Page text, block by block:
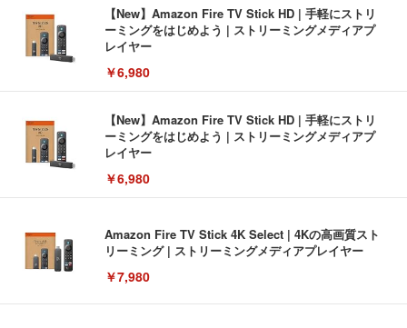
【New】Amazon Fire TV Stick HD | 手軽にストリ
ーミングをはじめよう | ストリーミングメディアプ
レイヤー
￥6,980
【New】Amazon Fire TV Stick HD | 手軽にストリ
ーミングをはじめよう | ストリーミングメディアプ
レイヤー
￥6,980
Amazon Fire TV Stick 4K Select | 4Kの高画質スト
リーミング | ストリーミングメディアプレイヤー
￥7,980